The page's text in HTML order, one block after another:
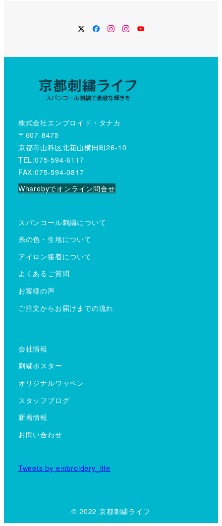
TwitterFacebook
Instagram
Instagram
YouTube
株式会社エンブロイド・タナカ
〒607-8475
京都市山科区北花山横田町26-10
TEL:075-594-6117
FAX:075-594-0817
Wharebyでオンライン問合せ
スパンコール刺繍について
糸の色・生地について
アイロン接着について
よくあるご質問
お客様の声
ご注文からお届けまでの流れ
会社情報
刺繍ポスター
オリジナルワッペン
スタッフブログ
新着情報
お問い合わせ
Tweets by embroidery_life
© 2022 京都刺繍ライフ